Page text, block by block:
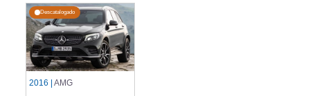
Descatalogado
2016 | AMG